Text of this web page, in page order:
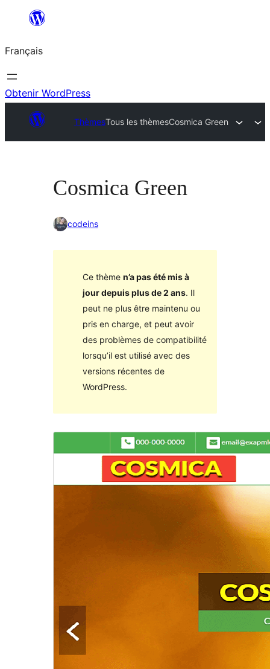
contenu
Français
Obtenir WordPress
ThèmesTous les thèmesCosmica Green
Cosmica Green
codeins
Ce thème n’a pas été mis à
jour depuis plus de 2 ans. Il
peut ne plus être maintenu ou
pris en charge, et peut avoir
des problèmes de compatibilité
lorsqu’il est utilisé avec des
versions récentes de
WordPress.